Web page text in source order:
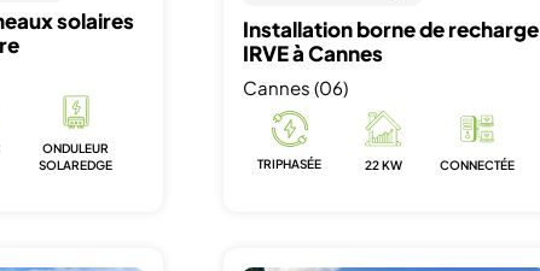
solaires
ONDULEUR
SOLAREDGE
Installation borne de recharge
IRVE à Cannes
Cannes (06)
TRIPHASÉE 22 KW CONNECTÉE